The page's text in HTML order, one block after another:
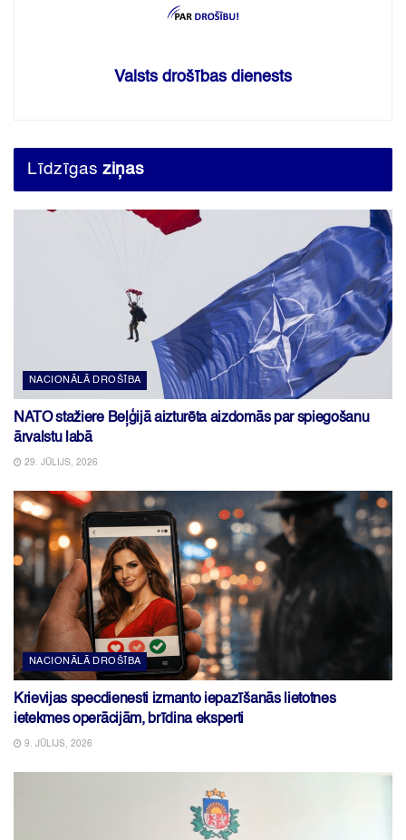
Valsts drošības dienests
Līdzīgas ziņas
NACIONĀLĀ DROŠĪBA
NATO stažiere Beļģijā aizturēta aizdomās par spiegošanu
ārvalstu labā
29. JŪLIJS, 2026
NACIONĀLĀ DROŠĪBA
Krievijas specdienesti izmanto iepazīšanās lietotnes
ietekmes operācijām, brīdina eksperti
9. JŪLIJS, 2026